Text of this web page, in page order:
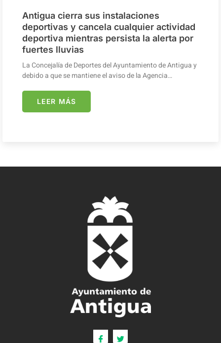
Antigua cierra sus instalaciones
deportivas y cancela cualquier actividad
deportiva mientras persista la alerta por
fuertes lluvias
La Concejalía de Deportes del Ayuntamiento de Antigua y
debido a que se mantiene el aviso de la Agencia…
LEER MÁS